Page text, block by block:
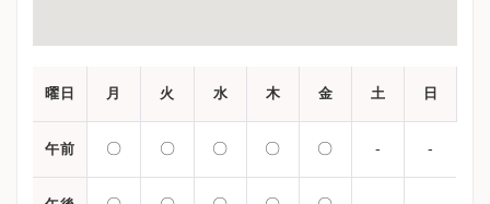
曜日 月 火 水 木 金 土 日
午前 〇 〇 〇 〇 〇 - -